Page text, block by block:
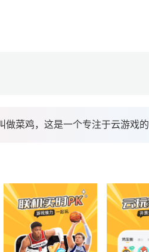
做菜鸡，这是一个专注于云游